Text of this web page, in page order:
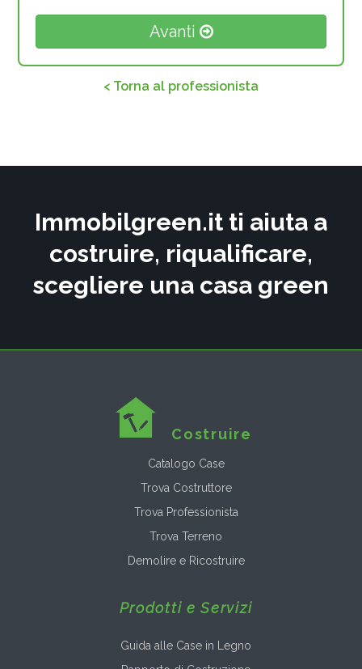
Avanti
< Torna al professionista
Immobilgreen.it ti aiuta a
costruire, riqualificare,
scegliere una casa green
Costruire
Catalogo Case
Trova Costruttore
Trova Professionista
Trova Terreno
Demolire e Ricostruire
Prodotti e Servizi
Guida alle Case in Legno